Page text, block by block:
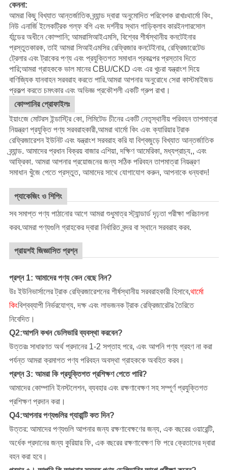
কেননা:
আমরা কিছু বিখ্যাত আন্তর্জাতিক ব্র্যান্ড দ্বারা অনুমোদিত পরিবেশক রাখাঃথার্মো কিং,
নিউ এনার্জি ইলেকট্রিক গল্ফ বগি এবং দর্শনীয় স্থান গাড়িক্লাব কারইনগারসোল
র্যান্ডের অধীনে কোম্পানি; আমরাসিআইএমসি, বিশ্বের শীর্ষস্থানীয় কনটেইনার
প্রস্তুতকারক, তাই আমরা সিআইএমসির রেফ্রিজার কনটেইনার, রেফ্রিজারেটেড
ট্রেলার এবং ট্রাকের পণ্য এবং প্রযুক্তিগত সমাধান প্রকল্পের প্রস্তাব দিতে
পারি;আমরা গ্রাহককে ভাল মানের CBU/CKD এবং এর খুচরা যন্ত্রাংশ দিয়ে
বাণিজ্যিক যানবাহন সরবরাহ করতে পারি.আমরা আপনার অনুরোধে সেরা কাস্টমাইজড
প্রকল্প করতে চমৎকার এবং অভিজ্ঞ প্রকৌশলী একটি গ্রুপ রাখা।
কোম্পানির প্রোফাইলঃ
ইয়াংজে মোটরস ইন্ডাস্ট্রি কো, লিমিটেড চীনের একটি নেতৃস্থানীয় পরিবহন তাপমাত্রা
নিয়ন্ত্রণ প্রযুক্তি পণ্য সরবরাহকারী,আমরা থার্মো কিং এবং ক্যারিয়ার ট্রাক
রেফ্রিজারেশন ইউনিট এবং যন্ত্রাংশ সরবরাহ করি যা বিশ্বজুড়ে বিখ্যাত আন্তর্জাতিক
ব্র্যান্ড. আমাদের প্রধান বিক্রয় বাজার এশিয়া, দক্ষিণ আমেরিকা, মধ্যপ্রাচ্য,, এবং
আফ্রিকা. আমরা আপনার প্রয়োজনের জন্য সঠিক পরিবহন তাপমাত্রা নিয়ন্ত্রণ
সমাধান খুঁজে পেতে প্রস্তুত, আমাদের সাথে যোগাযোগ করুন, আপনাকে ধন্যবাদ!
প্যাকেজিং ও শিপিং
সব সমাপ্ত পণ্য পাঠানোর আগে আমরা শুধুমাত্র স্ট্যান্ডার্ড দৃঢ়তা পরীক্ষা পরিচালনা
করব.আমরা পণ্যগুলি গ্রাহকের দ্বারা নির্ধারিত বন্দর বা স্থানে সরবরাহ করব.
প্রায়শই জিজ্ঞাসিত প্রশ্ন
প্রশ্ন 1: আমাদের পণ্য কেন বেছে নিন?
উঃ ইউনিভার্সালের ট্রাক রেফ্রিজারেশনের শীর্ষস্থানীয় সরবরাহকারী হিসাবে,থার্মো
কিংবিশ্বব্যাপী নির্ভরযোগ্য, দক্ষ এবং লাভজনক ট্রাক রেফ্রিজারেটর তৈরিতে
নিবেদিত।
Q2:আপনি কখন ডেলিভারি ব্যবস্থা করবেন?
উত্তরঃ সাধারণত অর্থ প্রদানের 1-2 সপ্তাহ পরে, এবং আপনি পণ্য গ্রহণ না করা
পর্যন্ত আমরা ক্রমাগত পণ্য পরিবহন অবস্থা গ্রাহককে অবহিত করব।
প্রশ্ন 3: আমরা কি প্রযুক্তিগত প্রশিক্ষণ পেতে পারি?
আমাদের কোম্পানি ইনস্টলেশন, ব্যবহার এবং রক্ষণাবেক্ষণ সহ সম্পূর্ণ প্রযুক্তিগত
প্রশিক্ষণ প্রদান করা।
Q4:আপনার পণ্যগুলির গ্যারান্টি কত দিন?
উত্তর: আমাদের পণ্যগুলি আপনার জন্য রক্ষণাবেক্ষণের জন্য, এক বছরের ওয়ারেন্টি,
অর্ধেক প্রদানের জন্য কুরিয়ার ফি, এক বছরের রক্ষণাবেক্ষণ ফি পরে ক্রেতাদের দ্বারা
বহন করা হবে।